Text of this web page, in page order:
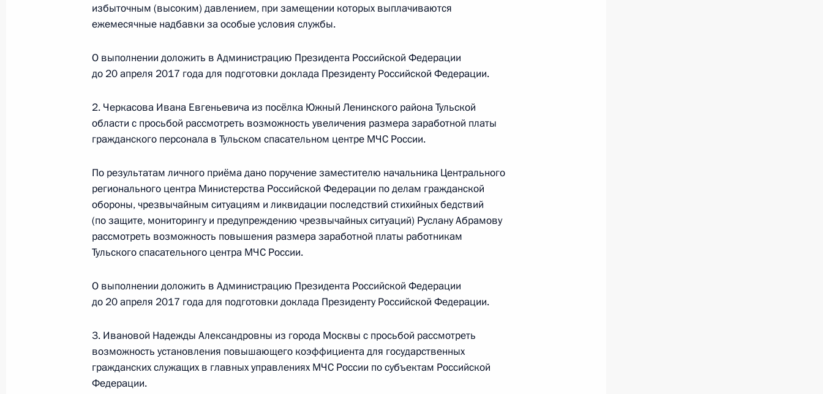
27 декабря 2016 года по поручению Президента Российской Федерации временно
Министерства Российской Федерации по делам гражданской обороны,
чрезвычайным ситуациям и ликвидации последствий стихийных бедствий Игорь
Кобзев провёл в Приёмной Президента Российской Федерации по приёму граждан
27 декабря 2016 года, 16:44
29 августа 2016 года, понедельник
Исполнены поручения, данные по результатам личного приёма, проведённого
начальника Центрального регионального центра Министерства Российской
Федерации по делам гражданской обороны, чрезвычайным ситуациям
Президента Российской Федерации по приёму граждан в Москве 14 июня
2016 года
29 августа 2016 года, 15:08
избыточным (высоким) давлением, при замещении которых выплачиваются
ежемесячные надбавки за особые условия службы.
О выполнении доложить в Администрацию Президента Российской Федерации
до 20 апреля 2017 года для подготовки доклада Президенту Российской Федерации.
2. Черкасова Ивана Евгеньевича из посёлка Южный Ленинского района Тульской
области с просьбой рассмотреть возможность увеличения размера заработной платы
гражданского персонала в Тульском спасательном центре МЧС России.
По результатам личного приёма дано поручение заместителю начальника Центрального
регионального центра Министерства Российской Федерации по делам гражданской
обороны, чрезвычайным ситуациям и ликвидации последствий стихийных бедствий
(по защите, мониторингу и предупреждению чрезвычайных ситуаций) Руслану Абрамову
рассмотреть возможность повышения размера заработной платы работникам
Тульского спасательного центра МЧС России.
О выполнении доложить в Администрацию Президента Российской Федерации
до 20 апреля 2017 года для подготовки доклада Президенту Российской Федерации.
3. Ивановой Надежды Александровны из города Москвы с просьбой рассмотреть
возможность установления повышающего коэффициента для государственных
гражданских служащих в главных управлениях МЧС России по субъектам Российской
Федерации.